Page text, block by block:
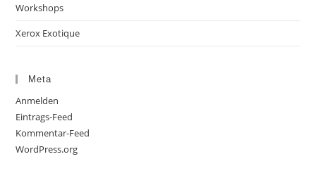
Workshops
Xerox Exotique
Meta
Anmelden
Eintrags-Feed
Kommentar-Feed
WordPress.org